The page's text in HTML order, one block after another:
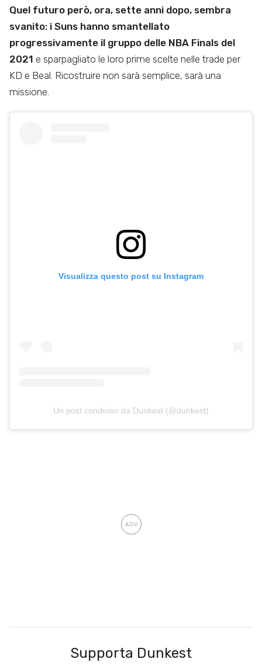
Quel futuro però, ora, sette anni dopo, sembra
svanito: i Suns hanno smantellato
progressivamente il gruppo delle NBA Finals del
2021 e sparpagliato le loro prime scelte nelle trade per
KD e Beal. Ricostruire non sarà semplice, sarà una
missione.
Visualizza questo post su Instagram
Un post condiviso da Dunkest (@dunkest)
Supporta Dunkest